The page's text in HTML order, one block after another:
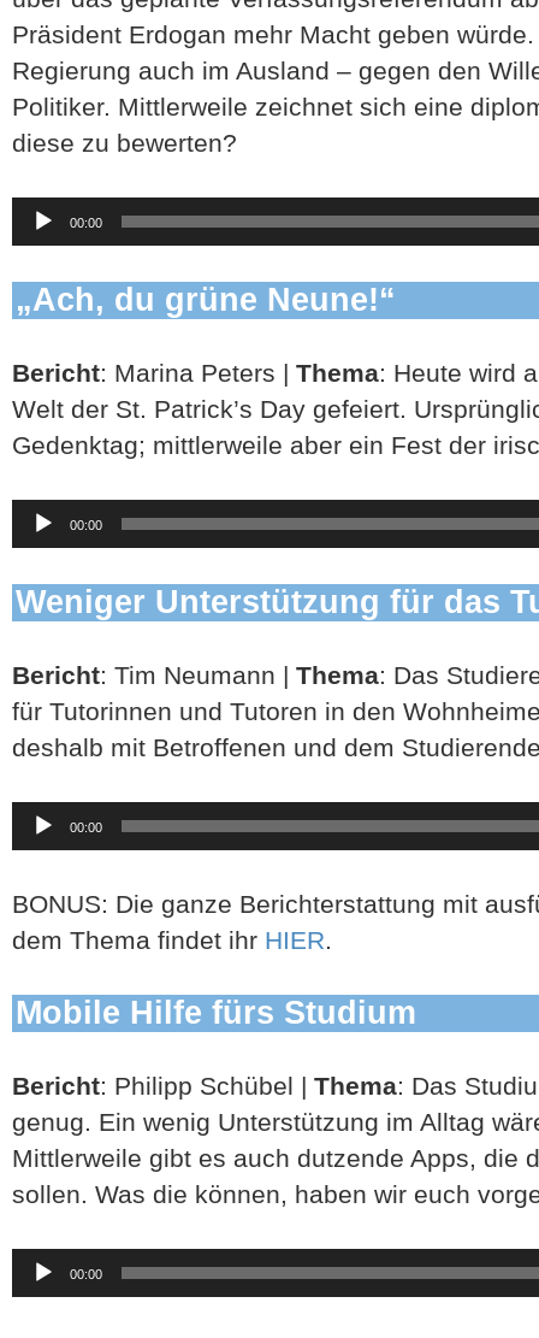
Präsident Erdogan mehr Macht geben
Regierung auch im Ausland – gegen den
Politiker. Mittlerweile zeichnet sich eine
diese zu bewerten?
Audio-
Player
00:00
„Ach, du grüne Neune!“
Bericht: Marina Peters | Thema: Heute wird
Welt der St. Patrick’s Day gefeiert.
Gedenktag; mittlerweile aber ein Fest der
Audio-
Player
00:00
Weniger Unterstützung für das
Bericht: Tim Neumann | Thema: Das
für Tutorinnen und Tutoren in den
deshalb mit Betroffenen und dem
Audio-
Player
00:00
BONUS: Die ganze Berichterstattung mit
dem Thema findet ihr HIER.
Mobile Hilfe fürs Studium
Bericht: Philipp Schübel | Thema: Das
genug. Ein wenig Unterstützung im Alltag
Mittlerweile gibt es auch dutzende Apps, die
sollen. Was die können, haben wir euch
Audio-
Player
00:00